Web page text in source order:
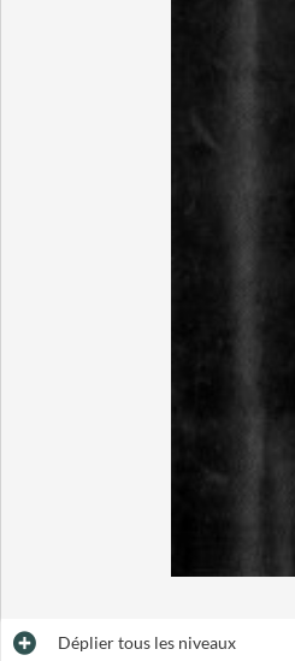
Dépliertous les niveaux